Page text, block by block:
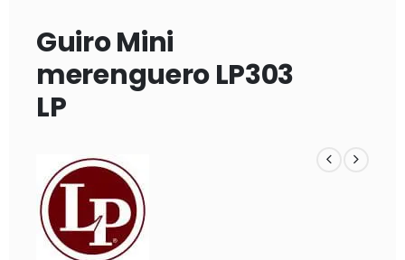
Guiro Mini
merenguero LP303
LP